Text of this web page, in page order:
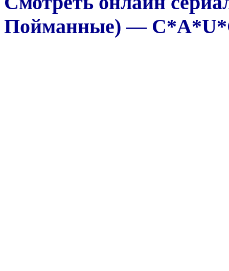
Пойманные) —